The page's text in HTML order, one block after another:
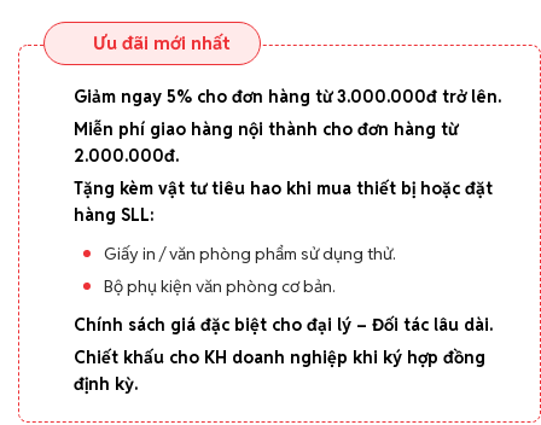
Ưu đãi mới nhất
Giảm ngay 5% cho đơn hàng từ 3.000.000đ trở lên.
Miễn phí giao hàng nội thành cho đơn hàng từ
2.000.000đ.
Tặng kèm vật tư tiêu hao khi mua thiết bị hoặc đặt
hàng SLL:
Giấy in / văn phòng phẩm sử dụng thử.
Bộ phụ kiện văn phòng cơ bản.
Chính sách giá đặc biệt cho đại lý – Đối tác lâu dài.
Chiết khấu cho KH doanh nghiệp khi ký hợp đồng
định kỳ.